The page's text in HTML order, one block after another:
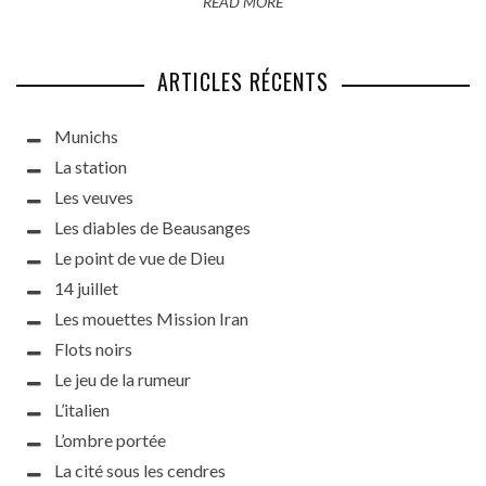
ARTICLES RÉCENTS
Munichs
La station
Les veuves
Les diables de Beausanges
Le point de vue de Dieu
14 juillet
Les mouettes Mission Iran
Flots noirs
Le jeu de la rumeur
L’italien
L’ombre portée
La cité sous les cendres